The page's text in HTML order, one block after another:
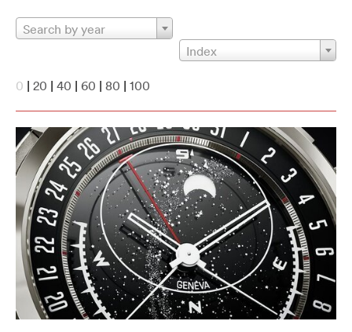
Search by year
Index
0 | 20 | 40 | 60 | 80 | 100